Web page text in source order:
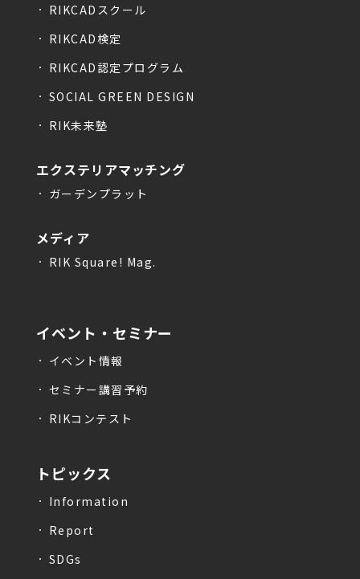
RIKCADスクール
RIKCAD検定
RIKCAD認定プログラム
SOCIAL GREEN DESIGN
RIK未来塾
エクステリアマッチング
ガーデンプラット
メディア
RIK Square! Mag.
イベント・セミナー
イベント情報
セミナー講習予約
RIKコンテスト
トピックス
Information
Report
SDGs